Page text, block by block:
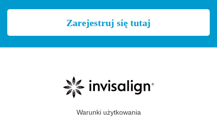
Zarejestruj się tutaj
Warunki użytkowania